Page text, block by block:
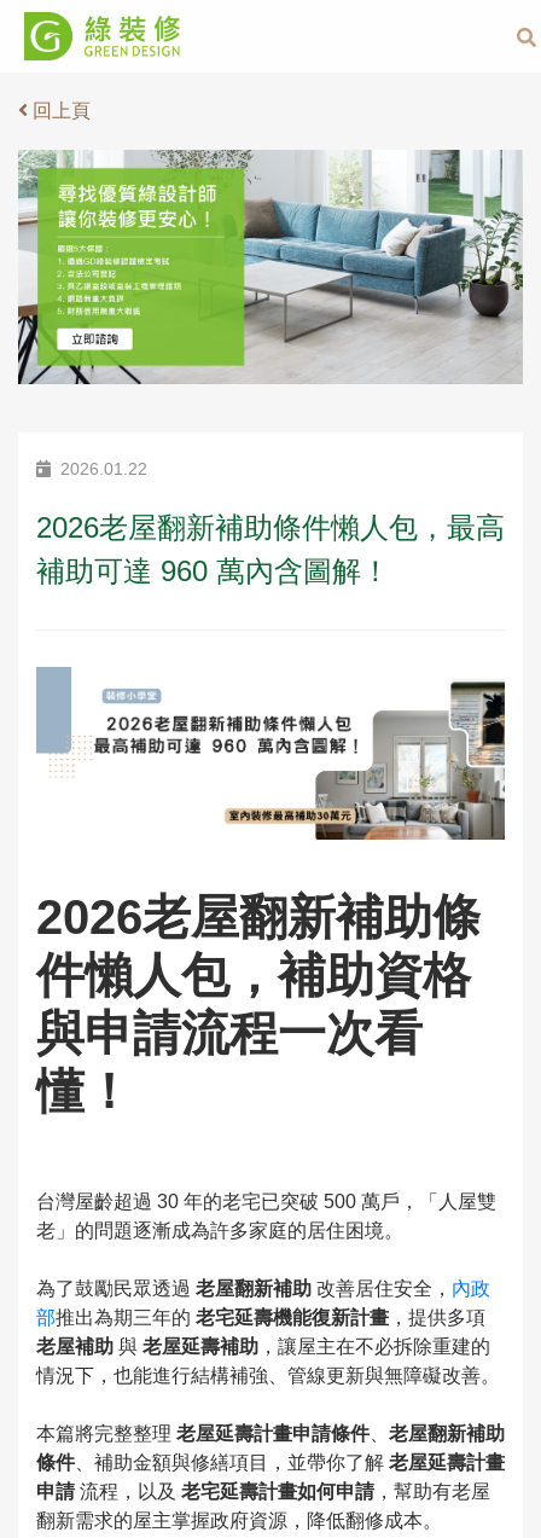
回上頁
2026.01.22
2026老屋翻新補助條件懶人包，最高
補助可達 960 萬內含圖解！
2026老屋翻新補助條
件懶人包，補助資格
與申請流程一次看
懂！
台灣屋齡超過 30 年的老宅已突破 500 萬戶，「人屋雙
老」的問題逐漸成為許多家庭的居住困境。
為了鼓勵民眾透過 老屋翻新補助 改善居住安全， 內政
部推出為期三年的 老宅延壽機能復新計畫 ，提供多項
老屋補助 與 老屋延壽補助 ，讓屋主在不必拆除重建的
情況下，也能進行結構補強、管線更新與無障礙改善。
本篇將完整整理 老屋延壽計畫申請條件、 老屋翻新補助
條件、補助金額與修繕項目，並帶你了解 老屋延壽計畫
申請流程，以及 老宅延壽計畫如何申請，幫助有老屋
翻新需求的屋主掌握政府資源，降低翻修成本。